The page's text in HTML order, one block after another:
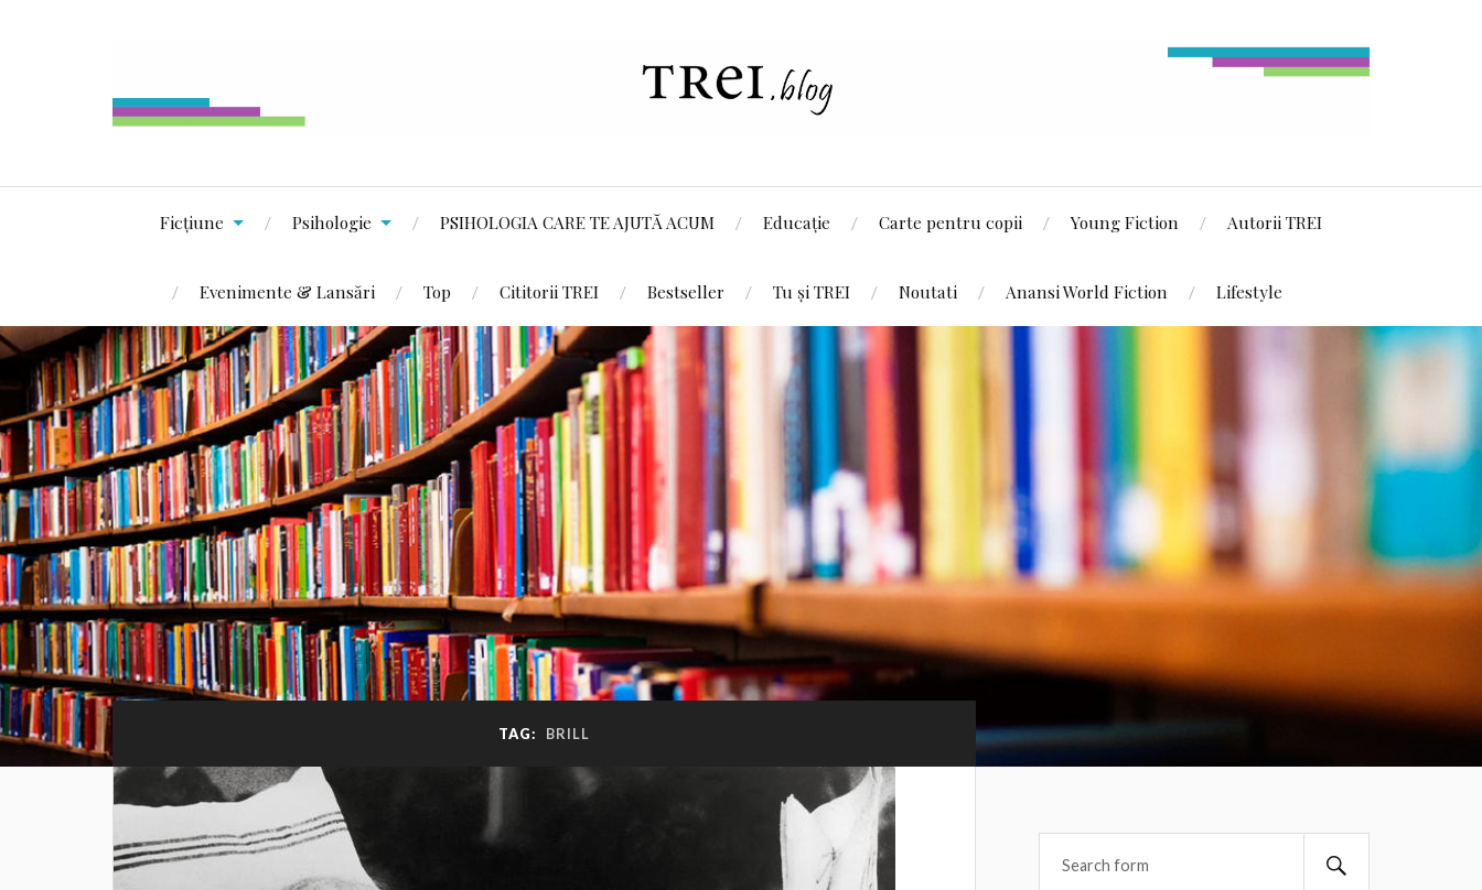
Ficțiune Psihologie PSIHOLOGIA CARE TE AJUTĂ ACUM Educație Carte pentru copii Young Fiction Autorii TREI
Evenimente & Lansări Top Cititorii TREI Bestseller Tu și TREI Noutati Anansi World Fiction Lifestyle
TAG: BRILL